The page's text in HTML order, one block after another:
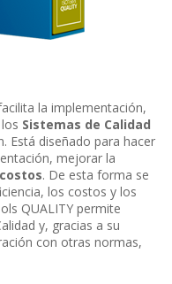
la implementación,
Sistemas de Calidad
Está diseñado para hacer
mejorar la
. De esta forma se
los costos y los
QUALITY permite
y, gracias a su
con otras normas,